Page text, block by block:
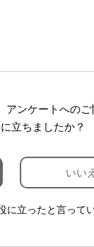
ンケートへのご
立ちましたか？
いいえ
に立ったと言ってい